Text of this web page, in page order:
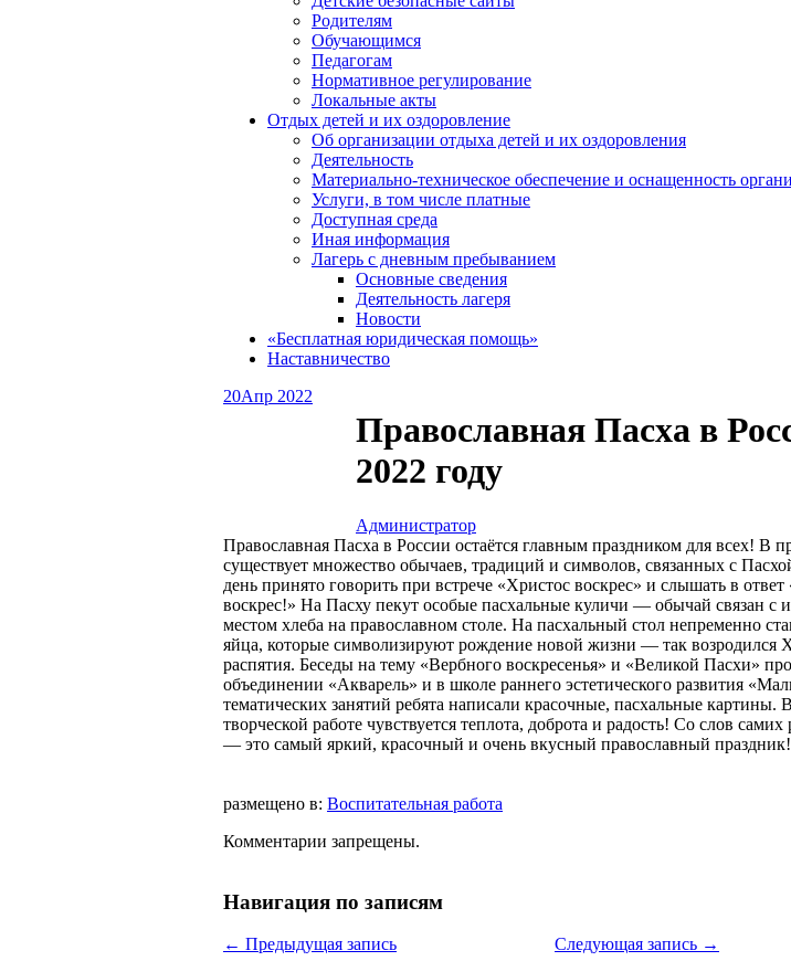
Родителям
Обучающимся
Педагогам
Нормативное регулирование
Локальные акты
Отдых детей и их оздоровление
Об организации отдыха детей и их оздоровления
Деятельность
Материально-техническое обеспечение и оснащенность
Услуги, в том числе платные
Доступная среда
Иная информация
Лагерь с дневным пребыванием
Основные сведения
Деятельность лагеря
Новости
«Бесплатная юридическая помощь»
Наставничество
20Апр 2022
Православная Пасха в
2022 году
Администратор
Православная Пасха в России остаётся главным праздником для всех! В
существует множество обычаев, традиций и символов, связанных с
день принято говорить при встрече «Христос воскрес» и слышать в
воскрес!» На Пасху пекут особые пасхальные куличи — обычай связан с
местом хлеба на православном столе. На пасхальный стол непременно
яйца, которые символизируют рождение новой жизни — так возродился
распятия. Беседы на тему «Вербного воскресенья» и «Великой Пасхи»
объединении «Акварель» и в школе раннего эстетического развития
тематических занятий ребята написали красочные, пасхальные картины.
творческой работе чувствуется теплота, доброта и радость! Со слов
— это самый яркий, красочный и очень вкусный православный
размещено в: Воспитательная работа
Комментарии запрещены.
Навигация по записям
← Предыдущая запись Следующая запись →